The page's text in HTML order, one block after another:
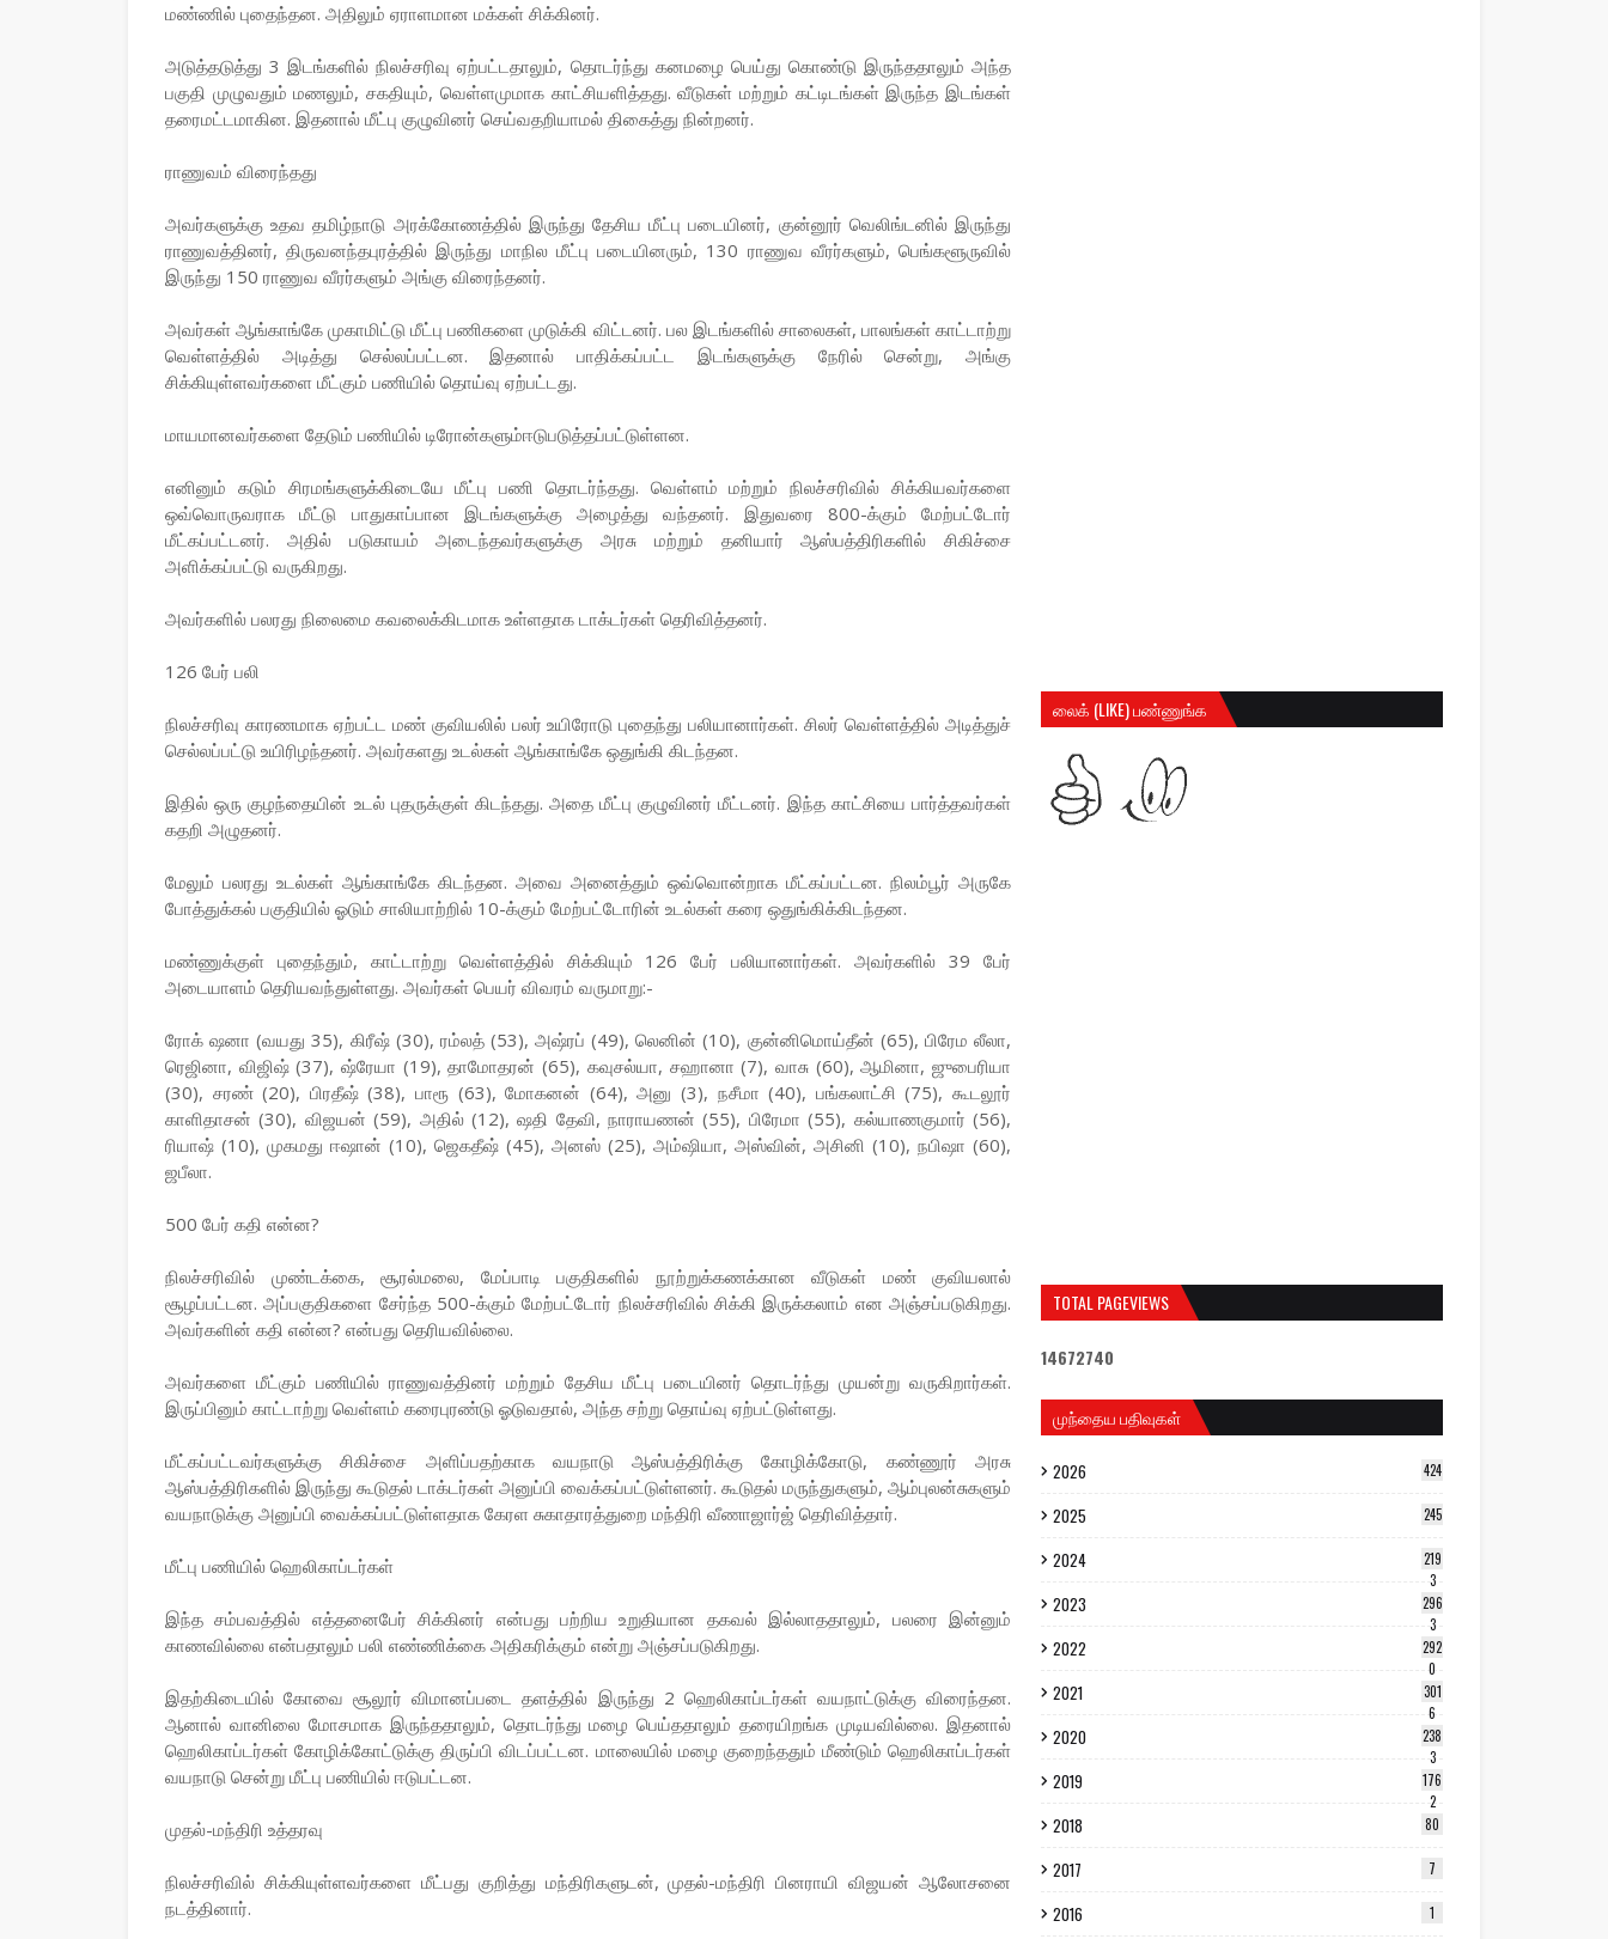
மண்ணில் புதைந்தன. அதிலும் ஏராளமான மக்கள் சிக்கினர்.
அடுத்தடுத்து 3 இடங்களில் நிலச்சரிவு ஏற்பட்டதாலும், தொடர்ந்து கனமழை பெய்து கொண்டு இருந்ததாலும் அந்த
பகுதி முழுவதும் மணலும், சகதியும், வெள்ளமுமாக காட்சியளித்தது. வீடுகள் மற்றும் கட்டிடங்கள் இருந்த இடங்கள்
தரைமட்டமாகின. இதனால் மீட்பு குழுவினர் செய்வதறியாமல் திகைத்து நின்றனர்.
ராணுவம் விரைந்தது
அவர்களுக்கு உதவ தமிழ்நாடு அரக்கோணத்தில் இருந்து தேசிய மீட்பு படையினர், குன்னூர் வெலிங்டனில் இருந்து
ராணுவத்தினர், திருவனந்தபுரத்தில் இருந்து மாநில மீட்பு படையினரும், 130 ராணுவ வீரர்களும், பெங்களூருவில்
இருந்து 150 ராணுவ வீரர்களும் அங்கு விரைந்தனர்.
அவர்கள் ஆங்காங்கே முகாமிட்டு மீட்பு பணிகளை முடுக்கி விட்டனர். பல இடங்களில் சாலைகள், பாலங்கள் காட்டாற்று
வெள்ளத்தில் அடித்து செல்லப்பட்டன. இதனால் பாதிக்கப்பட்ட இடங்களுக்கு நேரில் சென்று, அங்கு
சிக்கியுள்ளவர்களை மீட்கும் பணியில் தொய்வு ஏற்பட்டது.
மாயமானவர்களை தேடும் பணியில் டிரோன்களும்ஈடுபடுத்தப்பட்டுள்ளன.
எனினும் கடும் சிரமங்களுக்கிடையே மீட்பு பணி தொடர்ந்தது. வெள்ளம் மற்றும் நிலச்சரிவில் சிக்கியவர்களை
ஒவ்வொருவராக மீட்டு பாதுகாப்பான இடங்களுக்கு அழைத்து வந்தனர். இதுவரை 800-க்கும் மேற்பட்டோர்
மீட்கப்பட்டனர். அதில் படுகாயம் அடைந்தவர்களுக்கு அரசு மற்றும் தனியார் ஆஸ்பத்திரிகளில் சிகிச்சை
அளிக்கப்பட்டு வருகிறது.
அவர்களில் பலரது நிலைமை கவலைக்கிடமாக உள்ளதாக டாக்டர்கள் தெரிவித்தனர்.
126 பேர் பலி
நிலச்சரிவு காரணமாக ஏற்பட்ட மண் குவியலில் பலர் உயிரோடு புதைந்து பலியானார்கள். சிலர் வெள்ளத்தில் அடித்துச்
செல்லப்பட்டு உயிரிழந்தனர். அவர்களது உடல்கள் ஆங்காங்கே ஒதுங்கி கிடந்தன.
இதில் ஒரு குழந்தையின் உடல் புதருக்குள் கிடந்தது. அதை மீட்பு குழுவினர் மீட்டனர். இந்த காட்சியை பார்த்தவர்கள்
கதறி அழுதனர்.
மேலும் பலரது உடல்கள் ஆங்காங்கே கிடந்தன. அவை அனைத்தும் ஒவ்வொன்றாக மீட்கப்பட்டன. நிலம்பூர் அருகே
போத்துக்கல் பகுதியில் ஓடும் சாலியாற்றில் 10-க்கும் மேற்பட்டோரின் உடல்கள் கரை ஒதுங்கிக்கிடந்தன.
மண்ணுக்குள் புதைந்தும், காட்டாற்று வெள்ளத்தில் சிக்கியும் 126 பேர் பலியானார்கள். அவர்களில் 39 பேர்
அடையாளம் தெரியவந்துள்ளது. அவர்கள் பெயர் விவரம் வருமாறு:-
ரோக் ஷனா (வயது 35), கிரீஷ் (30), ரம்லத் (53), அஷ்ரப் (49), லெனின் (10), குன்னிமொய்தீன் (65), பிரேம லீலா,
ரெஜினா, விஜிஷ் (37), ஷ்ரேயா (19), தாமோதரன் (65), கவுசல்யா, சஹானா (7), வாசு (60), ஆமினா, ஜுபைரியா
(30), சரண் (20), பிரதீஷ் (38), பாரூ (63), மோகனன் (64), அனு (3), நசீமா (40), பங்கலாட்சி (75), கூடலூர்
காளிதாசன் (30), விஜயன் (59), அதில் (12), ஷதி தேவி, நாராயணன் (55), பிரேமா (55), கல்யாணகுமார் (56),
ரியாஷ் (10), முகமது ஈஷான் (10), ஜெகதீஷ் (45), அனஸ் (25), அம்ஷியா, அஸ்வின், அசினி (10), நபிஷா (60),
ஜபீலா.
500 பேர் கதி என்ன?
நிலச்சரிவில் முண்டக்கை, சூரல்மலை, மேப்பாடி பகுதிகளில் நூற்றுக்கணக்கான வீடுகள் மண் குவியலால்
சூழப்பட்டன. அப்பகுதிகளை சேர்ந்த 500-க்கும் மேற்பட்டோர் நிலச்சரிவில் சிக்கி இருக்கலாம் என அஞ்சப்படுகிறது.
அவர்களின் கதி என்ன? என்பது தெரியவில்லை.
அவர்களை மீட்கும் பணியில் ராணுவத்தினர் மற்றும் தேசிய மீட்பு படையினர் தொடர்ந்து முயன்று வருகிறார்கள்.
இருப்பினும் காட்டாற்று வெள்ளம் கரைபுரண்டு ஓடுவதால், அந்த சற்று தொய்வு ஏற்பட்டுள்ளது.
மீட்கப்பட்டவர்களுக்கு சிகிச்சை அளிப்பதற்காக வயநாடு ஆஸ்பத்திரிக்கு கோழிக்கோடு, கண்ணூர் அரசு
ஆஸ்பத்திரிகளில் இருந்து கூடுதல் டாக்டர்கள் அனுப்பி வைக்கப்பட்டுள்ளனர். கூடுதல் மருந்துகளும், ஆம்புலன்சுகளும்
வயநாடுக்கு அனுப்பி வைக்கப்பட்டுள்ளதாக கேரள சுகாதாரத்துறை மந்திரி வீணாஜார்ஜ் தெரிவித்தார்.
மீட்பு பணியில் ஹெலிகாப்டர்கள்
இந்த சம்பவத்தில் எத்தனைபேர் சிக்கினர் என்பது பற்றிய உறுதியான தகவல் இல்லாததாலும், பலரை இன்னும்
காணவில்லை என்பதாலும் பலி எண்ணிக்கை அதிகரிக்கும் என்று அஞ்சப்படுகிறது.
இதற்கிடையில் கோவை சூலூர் விமானப்படை தளத்தில் இருந்து 2 ஹெலிகாப்டர்கள் வயநாட்டுக்கு விரைந்தன.
ஆனால் வானிலை மோசமாக இருந்ததாலும், தொடர்ந்து மழை பெய்ததாலும் தரையிறங்க முடியவில்லை. இதனால்
ஹெலிகாப்டர்கள் கோழிக்கோட்டுக்கு திருப்பி விடப்பட்டன. மாலையில் மழை குறைந்ததும் மீண்டும் ஹெலிகாப்டர்கள்
வயநாடு சென்று மீட்பு பணியில் ஈடுபட்டன.
முதல்-மந்திரி உத்தரவு
நிலச்சரிவில் சிக்கியுள்ளவர்களை மீட்பது குறித்து மந்திரிகளுடன், முதல்-மந்திரி பினராயி விஜயன் ஆலோசனை
நடத்தினார்.
லைக் (LIKE) பண்ணுங்க
TOTAL PAGEVIEWS
14672740
முந்தைய பதிவுகள்
2026 424
2025 245
2024
219
3
2023
296
3
2022
292
0
2021
301
6
2020
238
3
2019
176
2
2018 80
2017 7
2016 1